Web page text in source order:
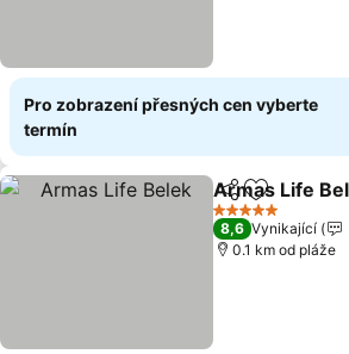
Pro zobrazení přesných cen vyberte
termín
SdíletPřidat na
Armas Life
5 Počet hvězdiček
8,6 Vynikající
0.1 km od pláže